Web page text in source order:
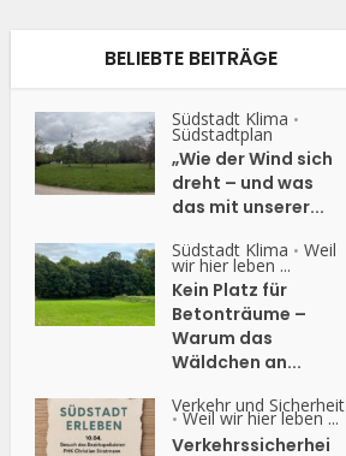
BELIEBTE BEITRÄGE
Südstadt Klima •
Südstadtplan
„Wie der Wind sich
dreht – und was
das mit unserer...
Südstadt Klima • Weil
wir hier leben ...
Kein Platz für
Betonträume –
Warum das
Wäldchen an...
Verkehr und Sicherheit
• Weil wir hier leben ...
Verkehrssicherhei